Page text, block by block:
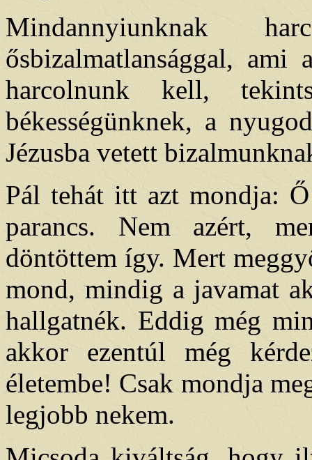
Mindannyiunknak
ősbizalmatlansággal,
harcolnunk kell,
békességünknek, a
Jézusba vetett
Pál tehát itt azt mondja:
parancs. Nem azért,
döntöttem így. Mert
mond, mindig a javamat
hallgatnék. Eddig még
akkor ezentúl még
életembe! Csak mondja
legjobb nekem.